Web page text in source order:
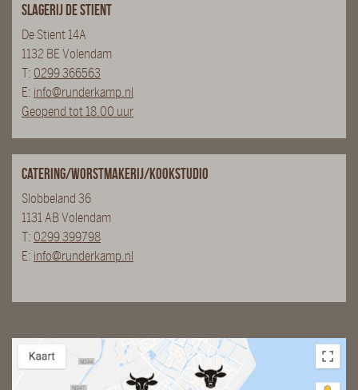
Slagerij De Stient
De Stient 14A
1132 BE Volendam
T: 0299 366563
E: info@runderkamp.nl
Geopend tot 18.00 uur
Catering/Worstmakerij/Kookstudio
Slobbeland 36
1131 AB Volendam
T: 0299 399798
E: info@runderkamp.nl